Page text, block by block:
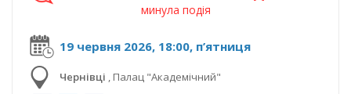
19 червня 2026, 18:00, п’ятниця
Чернівці , Палац "Академічний"
минула подія